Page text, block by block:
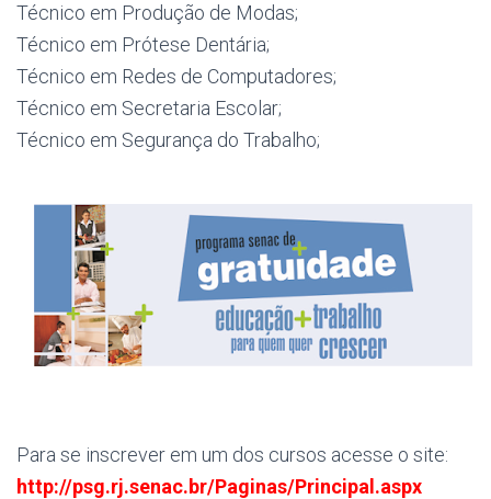
Técnico em Produção de Modas;
Técnico em Prótese Dentária;
Técnico em Redes de Computadores;
Técnico em Secretaria Escolar;
Técnico em Segurança do Trabalho;
Para se inscrever em um dos cursos acesse o site:
http://psg.rj.senac.br/Paginas/Principal.aspx